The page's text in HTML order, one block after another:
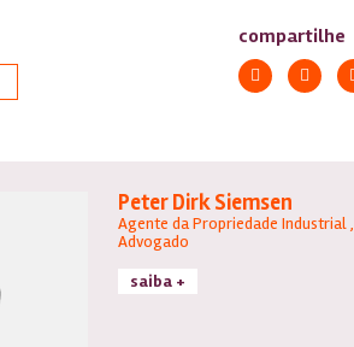
compartilhe
Peter Dirk Siemsen
Agente da Propriedade Industrial ,
Advogado
saiba +